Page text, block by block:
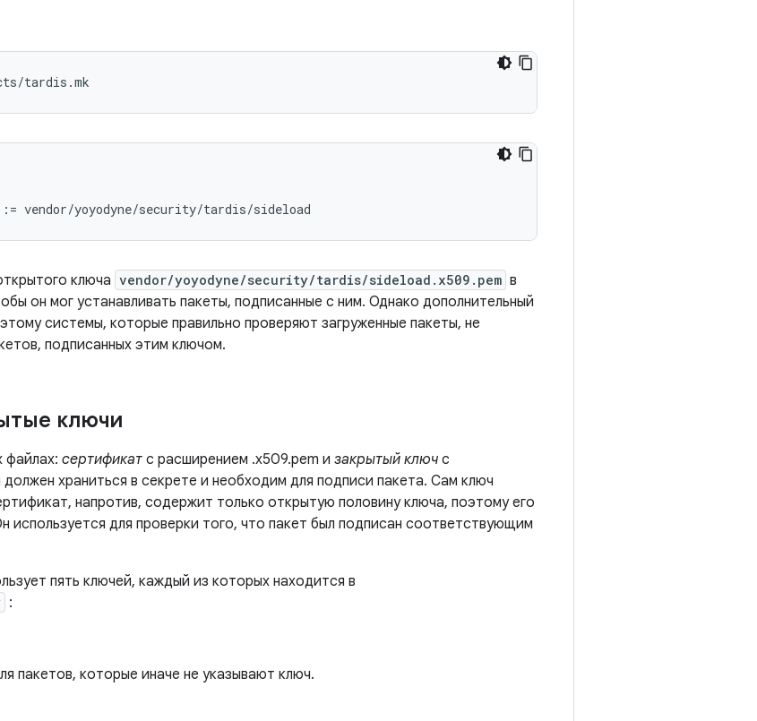
ключа vendor/yoyodyne/security/tardis/sideload.x509.pem в
он мог устанавливать пакеты, подписанные с ним. Однако дополнительный
системы, которые правильно проверяют загруженные пакеты, не
подписанных этим ключом.
ключи
файлах: сертификат с расширением .x509.pem и закрытый ключ с
храниться в секрете и необходим для подписи пакета. Сам ключ
напротив, содержит только открытую половину ключа, поэтому его
для проверки того, что пакет был подписан соответствующим
пять ключей, каждый из которых находится в
:
пакетов, которые иначе не указывают ключ.